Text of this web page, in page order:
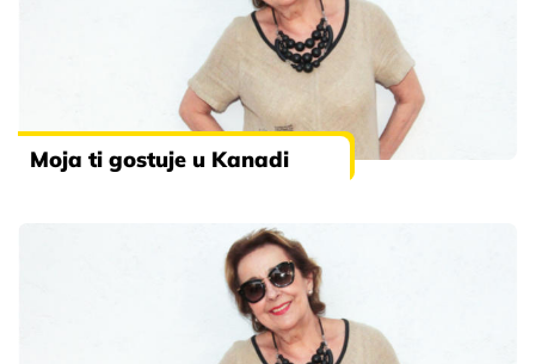
Moja ti gostuje u Kanadi